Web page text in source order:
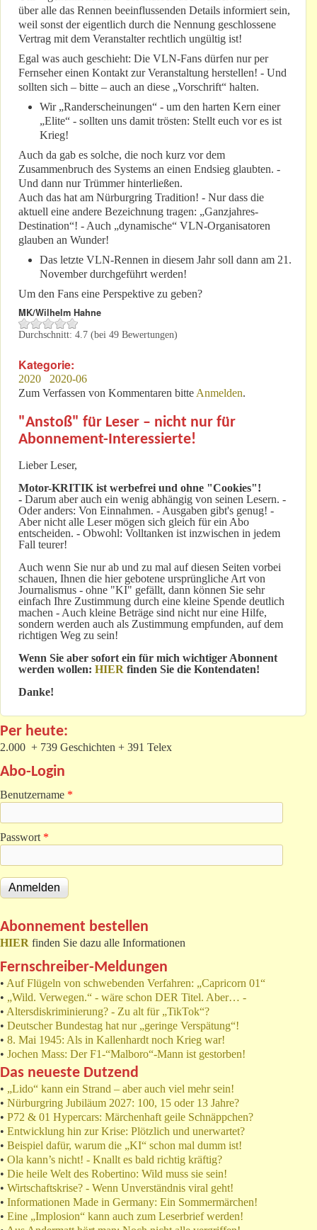
über alle das Rennen beeinflussenden Details informiert sein,
weil sonst der eigentlich durch die Nennung geschlossene
Vertrag mit dem Veranstalter rechtlich ungültig ist!
Egal was auch geschieht: Die VLN-Fans dürfen nur per
Fernseher einen Kontakt zur Veranstaltung herstellen! - Und
sollten sich – bitte – auch an diese „Vorschrift“ halten.
Wir „Randerscheinungen“ - um den harten Kern einer
„Elite“ - sollten uns damit trösten: Stellt euch vor es ist
Krieg!
Auch da gab es solche, die noch kurz vor dem
Zusammenbruch des Systems an einen Endsieg glaubten. -
Und dann nur Trümmer hinterließen.
Auch das hat am Nürburgring Tradition! - Nur dass die
aktuell eine andere Bezeichnung tragen: „Ganzjahres-
Destination“! - Auch „dynamische“ VLN-Organisatoren
glauben an Wunder!
Das letzte VLN-Rennen in diesem Jahr soll dann am 21.
November durchgeführt werden!
Um den Fans eine Perspektive zu geben?
MK/Wilhelm Hahne
Durchschnitt: 4.7 (bei 49 Bewertungen)
Kategorie:
2020
2020-06
Zum Verfassen von Kommentaren bitte Anmelden.
"Anstoß" für Leser – nicht nur für
Abonnement-Interessierte!
Lieber Leser,
Motor-KRITIK ist werbefrei und ohne "Cookies"!
- Darum aber auch ein wenig abhängig von seinen Lesern. -
Oder anders: Von Einnahmen. - Ausgaben gibt's genug! -
Aber nicht alle Leser mögen sich gleich für ein Abo
entscheiden. - Obwohl: Volltanken ist inzwischen in jedem
Fall teurer!
Auch wenn Sie nur ab und zu mal auf diesen Seiten vorbei
schauen, Ihnen die hier gebotene ursprüngliche Art von
Journalismus - ohne "KI" gefällt, dann können Sie sehr
einfach Ihre Zustimmung durch eine kleine Spende deutlich
machen - Auch kleine Beträge sind nicht nur eine Hilfe,
sondern werden auch als Zustimmung empfunden, auf dem
richtigen Weg zu sein!
Wenn Sie aber sofort ein für mich wichtiger Abonnent
werden wollen: HIER finden Sie die Kontendaten!
Danke!
Per heute:
2.000 + 739 Geschichten + 391 Telex
Abo-Login
Benutzername *
Passwort *
Abonnement bestellen
HIER finden Sie dazu alle Informationen
Fernschreiber-Meldungen
• Auf Flügeln von schwebenden Verfahren: „Capricorn 01“
• „Wild. Verwegen.“ - wäre schon DER Titel. Aber… -
• Altersdiskriminierung? - Zu alt für „TikTok“?
• Deutscher Bundestag hat nur „geringe Verspätung“!
• 8. Mai 1945: Als in Kallenhardt noch Krieg war!
• Jochen Mass: Der F1-“Malboro“-Mann ist gestorben!
Das neueste Dutzend
• „Lido“ kann ein Strand – aber auch viel mehr sein!
• Nürburgring Jubiläum 2027: 100, 15 oder 13 Jahre?
• P72 & 01 Hypercars: Märchenhaft geile Schnäppchen?
• Entwicklung hin zur Krise: Plötzlich und unerwartet?
• Beispiel dafür, warum die „KI“ schon mal dumm ist!
• Ola kann’s nicht! - Knallt es bald richtig kräftig?
• Die heile Welt des Robertino: Wild muss sie sein!
• Wirtschaftskrise? - Wenn Unverständnis viral geht!
• Informationen Made in Germany: Ein Sommermärchen!
• Eine „Implosion“ kann auch zum Leserbrief werden!